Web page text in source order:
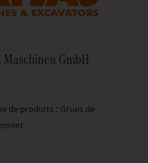
GmbH
de produits : Grues de